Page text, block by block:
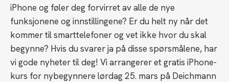
iPhone og føler deg forvirret av alle de nye
funksjonene og innstillingene? Er du helt ny når det
kommer til smarttelefoner og vet ikke hvor du skal
begynne? Hvis du svarer ja på disse spørsmålene, har
vi gode nyheter til deg! Vi arrangerer et gratis iPhone-
kurs for nybegynnere lørdag 25. mars på Deichmann